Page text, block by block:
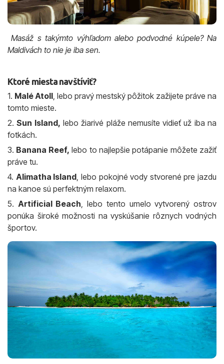
Masáž s takýmto výhľadom alebo podvodné kúpele? Na
Maldivách to nie je iba sen.
Ktoré miesta navštíviť?
1. Malé Atoll, lebo pravý mestský pôžitok zažijete práve na
tomto mieste.
2.Sun Island, lebo žiarivé pláže nemusíte vidieť už iba na
fotkách.
3. Banana Reef, lebo to najlepšie potápanie môžete zažiť
práve tu.
4. Alimatha Island, lebo pokojné vody stvorené pre jazdu
na kanoe sú perfektným relaxom.
5. Artificial Beach, lebo tento umelo vytvorený ostrov
ponúka široké možnosti na vyskúšanie rôznych vodných
športov.